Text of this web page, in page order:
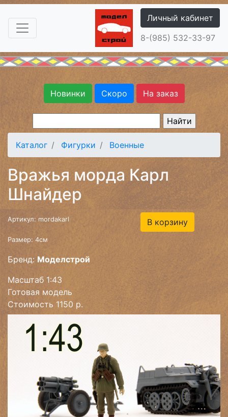
Личный кабинет
8-(985) 532-33-97
Новинки Скоро На заказ
Каталог Фигурки Военные
Вражья морда Карл
Шнайдер
Артикул: mordakarl
Размер: 4см
Бренд: Моделстрой
Масштаб 1:43
Готовая модель
Стоимость 1150 р.
В корзину